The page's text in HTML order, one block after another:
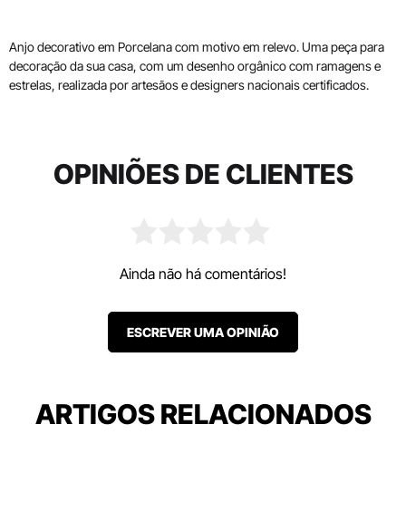
Anjo decorativo em Porcelana com motivo em relevo. Uma peça para
decoração da sua casa, com um desenho orgânico com ramagens e
estrelas, realizada por artesãos e designers nacionais certificados.
OPINIÕES DE CLIENTES
Ainda não há comentários!
ESCREVER UMA OPINIÃO
ARTIGOS RELACIONADOS